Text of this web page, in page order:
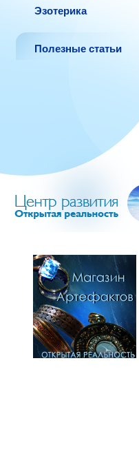
Эзотерика
Полезные статьи